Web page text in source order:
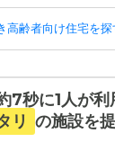
から、条件に
オケ」「麻雀」
施設、「看取
ら施設を探す
齢者向け住宅を探
7秒に1人が利
リ の施設を